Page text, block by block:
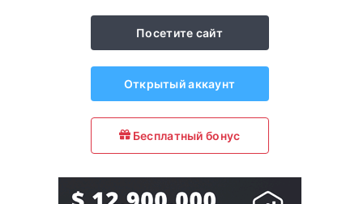
Посетите сайт
Открытый аккаунт
Бесплатный бонус